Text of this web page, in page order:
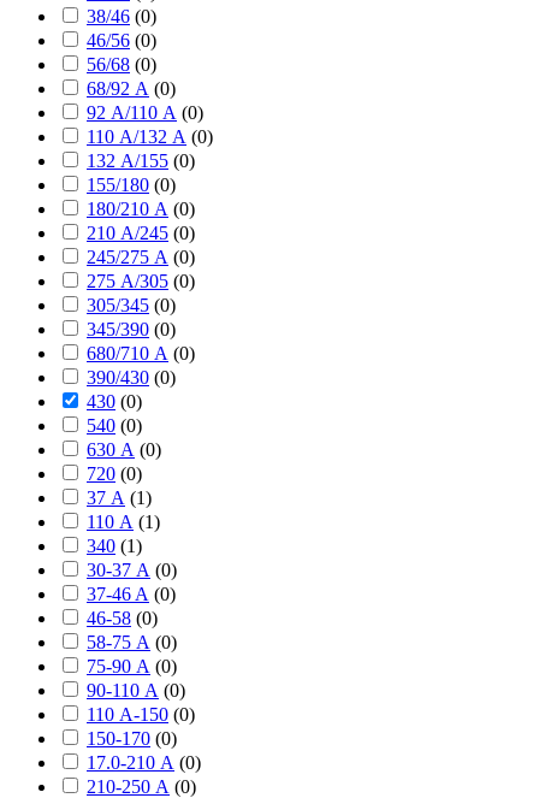
38/46 (0)
46/56 (0)
56/68 (0)
68/92 А (0)
92 А/110 А (0)
110 А/132 А (0)
132 А/155 (0)
155/180 (0)
180/210 А (0)
210 А/245 (0)
245/275 А (0)
275 А/305 (0)
305/345 (0)
345/390 (0)
680/710 А (0)
390/430 (0)
430 (0)
540 (0)
630 А (0)
720 (0)
37 А (1)
110 А (1)
340 (1)
30-37 А (0)
37-46 A (0)
46-58 (0)
58-75 А (0)
75-90 А (0)
90-110 А (0)
110 А-150 (0)
150-170 (0)
17.0-210 А (0)
210-250 А (0)